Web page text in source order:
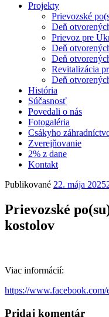
Projekty
Prievozské
Deň
Prievoz pre
Deň
Deň
Revitalizácia
Deň
História
Súčasnosť
Povedali o nás
Fotogaléria
Csákyho
Zverejňovanie
2% z dane
Kontakt
Publikované 22. mája 2025
Prievozské
kostolov
Viac informácií:
https://
Pridaj komentár